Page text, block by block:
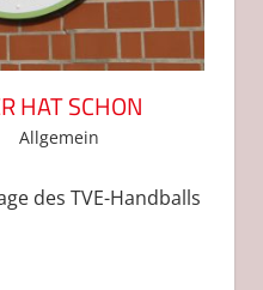
HAT SCHON
Anke Hackethal
Allgemein
des TVE-Handballs